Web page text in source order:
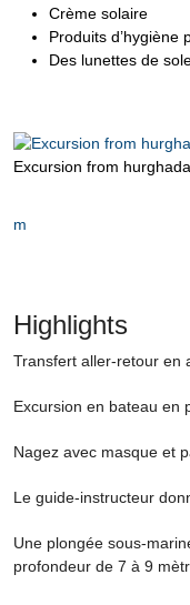
Crème solaire
Produits d’hygiène
Des lunettes de
Excursion from hurghada
m
Highlights
Transfert aller-retour en
Excursion en bateau en
Nagez avec masque et
Le guide-instructeur
Une plongée sous-
profondeur de 7 à 9